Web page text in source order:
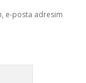
e-posta adresim